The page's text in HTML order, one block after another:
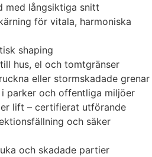
med långsiktiga snitt
för vitala, harmoniska
shaping
hus, el och tomtgränser
eller stormskadade grenar
parker och offentliga miljöer
lift – certifierat utförande
och säker
och skadade partier